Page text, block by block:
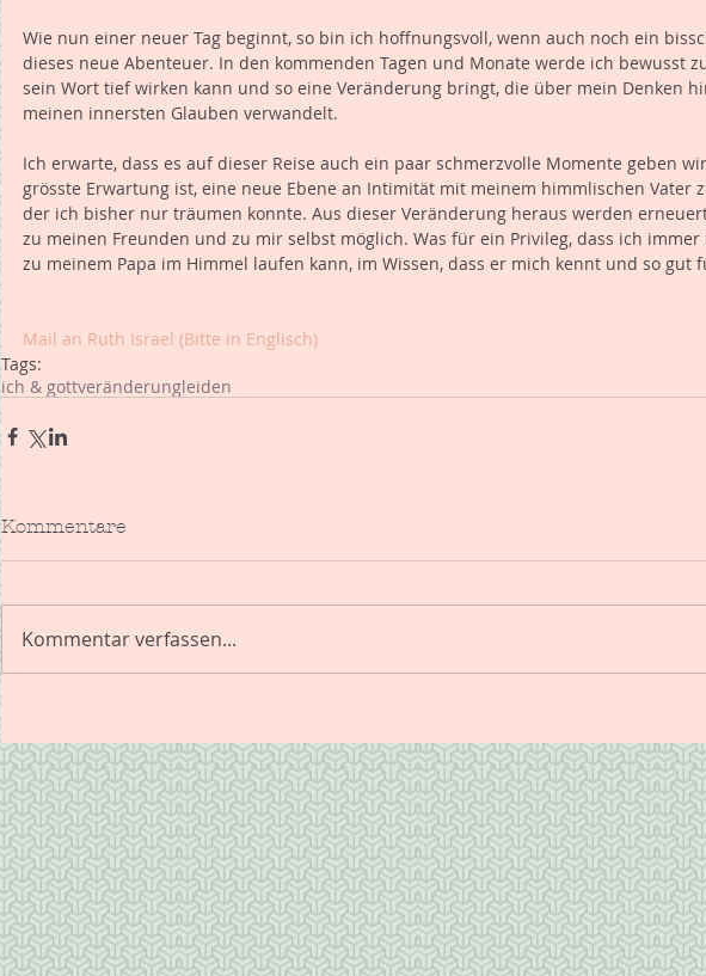
Wie nun einer neuer Tag beginnt, so bin ich hoffnungsvoll, wenn auch noch ein
dieses neue Abenteuer. In den kommenden Tagen und Monate werde ich bewusst
sein Wort tief wirken kann und so eine Veränderung bringt, die über mein Denken
meinen innersten Glauben verwandelt.
Ich erwarte, dass es auf dieser Reise auch ein paar schmerzvolle Momente geben
grösste Erwartung ist, eine neue Ebene an Intimität mit meinem himmlischen Vater
der ich bisher nur träumen konnte. Aus dieser Veränderung heraus werden
zu meinen Freunden und zu mir selbst möglich. Was für ein Privileg, dass ich immer
zu meinem Papa im Himmel laufen kann, im Wissen, dass er mich kennt und so gut
Mail an Ruth Israel (Bitte in Englisch)
Tags:
ich & gottveränderungleiden
Kommentare
Kommentar verfassen...